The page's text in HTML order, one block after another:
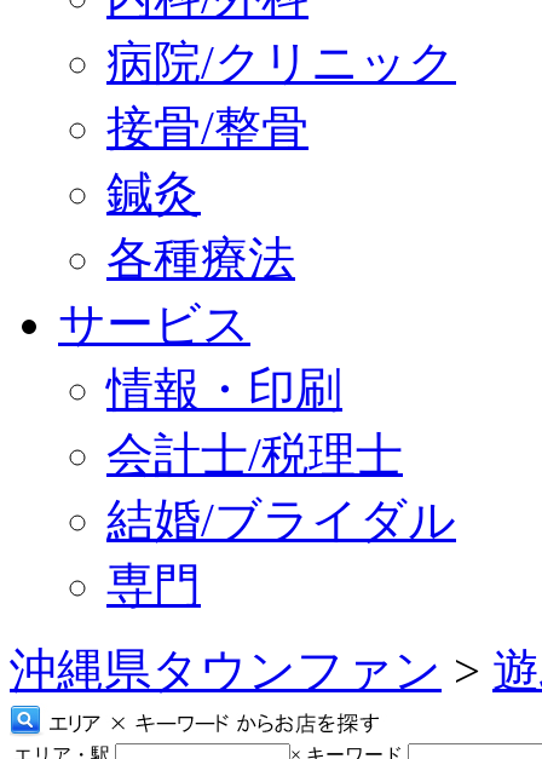
病院/クリニック
接骨/整骨
鍼灸
各種療法
サービス
情報・印刷
会計士/税理士
結婚/ブライダル
専門
沖縄県タウンファン >
エリア・駅 × キーワード